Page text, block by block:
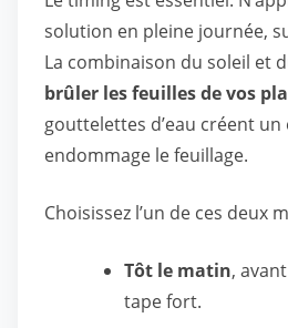
solution en pleine journée,
La combinaison du soleil et
brûler les feuilles de vos
gouttelettes d’eau créent
endommage le feuillage.
Choisissez l’un de ces deux
Tôt le matin,
tape fort.